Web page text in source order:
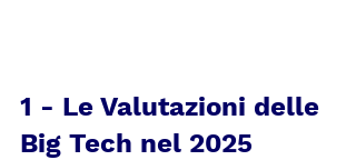
1 - Le Valutazioni delle
Big Tech nel 2025